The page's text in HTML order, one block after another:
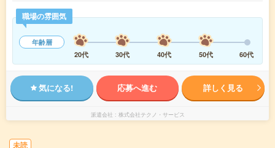
職場の雰囲気
年齢層
20代
30代 40代 50代 60代
気になる! 応募へ進む 詳しく見る
派遣会社 株式会社テクノ・サービス
未読